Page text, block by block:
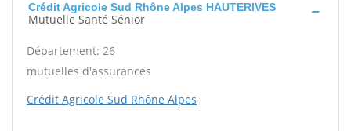
Crédit Agricole Sud Rhône Alpes HAUTERIVES
Mutuelle Santé Sénior
Département: 26
mutuelles d'assurances
Crédit Agricole Sud Rhône Alpes